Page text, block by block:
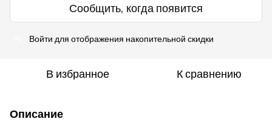
Сообщить, когда появится
Войти для отображения накопительной скидки
В избранное К сравнению
Описание